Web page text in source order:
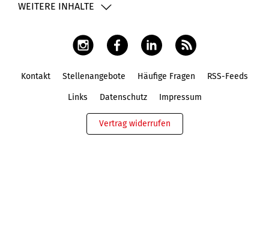
WEITERE INHALTE
Kontakt Stellenangebote Häufige Fragen RSS-Feeds
Links Datenschutz Impressum
Vertrag widerrufen